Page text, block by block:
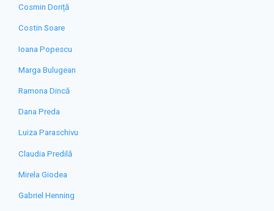
Cosmin Doriță
Costin Soare
Ioana Popescu
Marga Bulugean
Ramona Dincă
Dana Preda
Luiza Paraschivu
Claudia Predilă
Mirela Giodea
Gabriel Henning